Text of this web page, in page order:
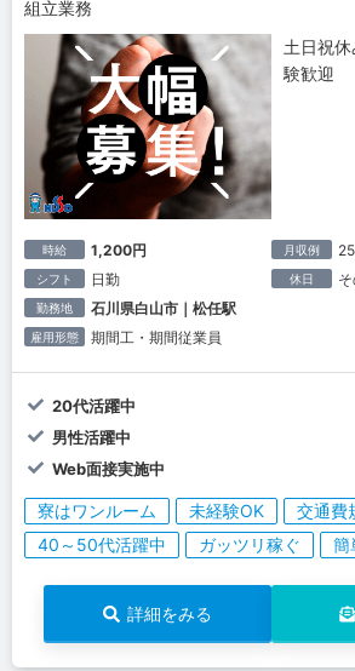
組立業務
土日祝
験歓迎
時給 1,200円 月収例
シフト 日勤 休日
勤務地 石川県白山市｜松任駅
雇用形態 期間工・期間従業員
20代活躍中
男性活躍中
Web面接実施中
寮はワンルーム 未経験OK
交通費
40～50代活躍中
ガッツリ稼ぐ 簡
詳細をみる